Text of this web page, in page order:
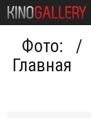
Фото:
Главная
/